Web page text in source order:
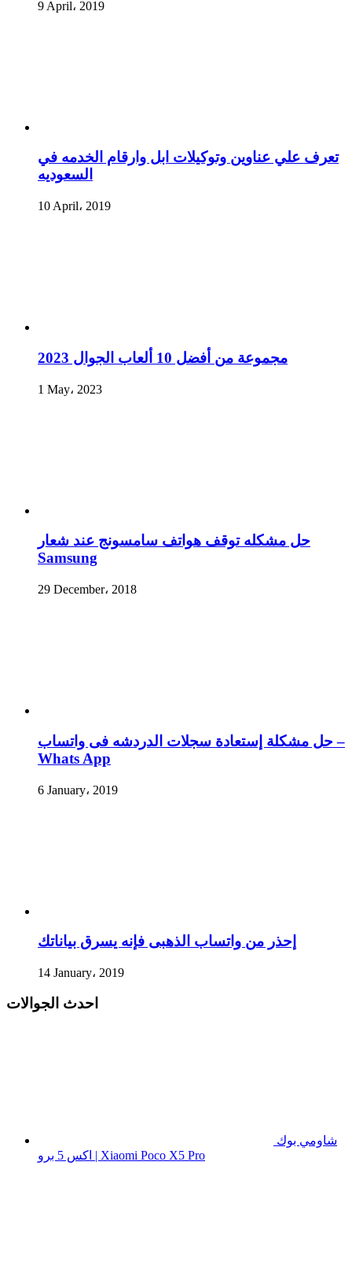
9 April، 2019
تعرف علي عناوين وتوكيلات ابل وارقام الخدمه في
السعوديه
10 April، 2019
مجموعة من أفضل 10 ألعاب الجوال 2023
1 May، 2023
حل مشكله توقف هواتف سامسونج عند شعار
Samsung
29 December، 2018
حل مشكلة إستعادة سجلات الدردشه فى واتساب –
Whats App
6 January، 2019
إحذر من واتساب الذهبى فإنه يسرق بياناتك
14 January، 2019
احدث الجوالات
شاومي بوك
اكس 5 برو | Xiaomi Poco X5 Pro